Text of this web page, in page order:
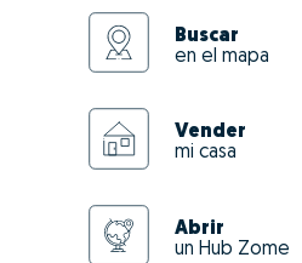
Buscar
en el mapa
Vender
mi casa
Abrir
un Hub Zome